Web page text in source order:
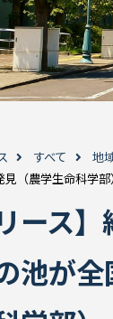
すべて 地
（農学生命科学部）
ース
池が